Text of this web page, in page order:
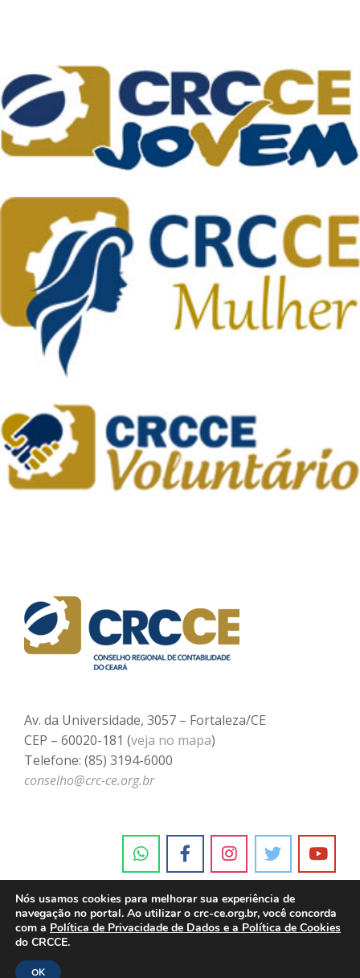
Av. da Universidade, 3057 – Fortaleza/CE
CEP – 60020-181 (veja no mapa)
Telefone: (85) 3194-6000
conselho@crc-ce.org.br
Nós usamos cookies para melhorar sua experiência de
navegação no portal. Ao utilizar o crc-ce.org.br, você concorda
com a Política de Privacidade de Dados e a Política de Cookies
do CRCCE.
OK